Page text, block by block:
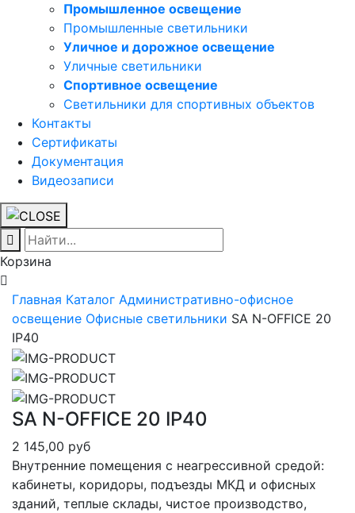
Промышленное освещение
Промышленные светильники
Уличное и дорожное освещение
Уличные светильники
Спортивное освещение
Светильники для спортивных объектов
Контакты
Сертификаты
Документация
Видеозаписи
Корзина
Главная Каталог Административно-офисное
освещение Офисные светильники SA N-OFFICE 20
IP40
SA N-OFFICE 20 IP40
2 145,00 руб
Внутренние помещения с неагрессивной средой:
кабинеты, коридоры, подъезды МКД и офисных
зданий, теплые склады, чистое производство,